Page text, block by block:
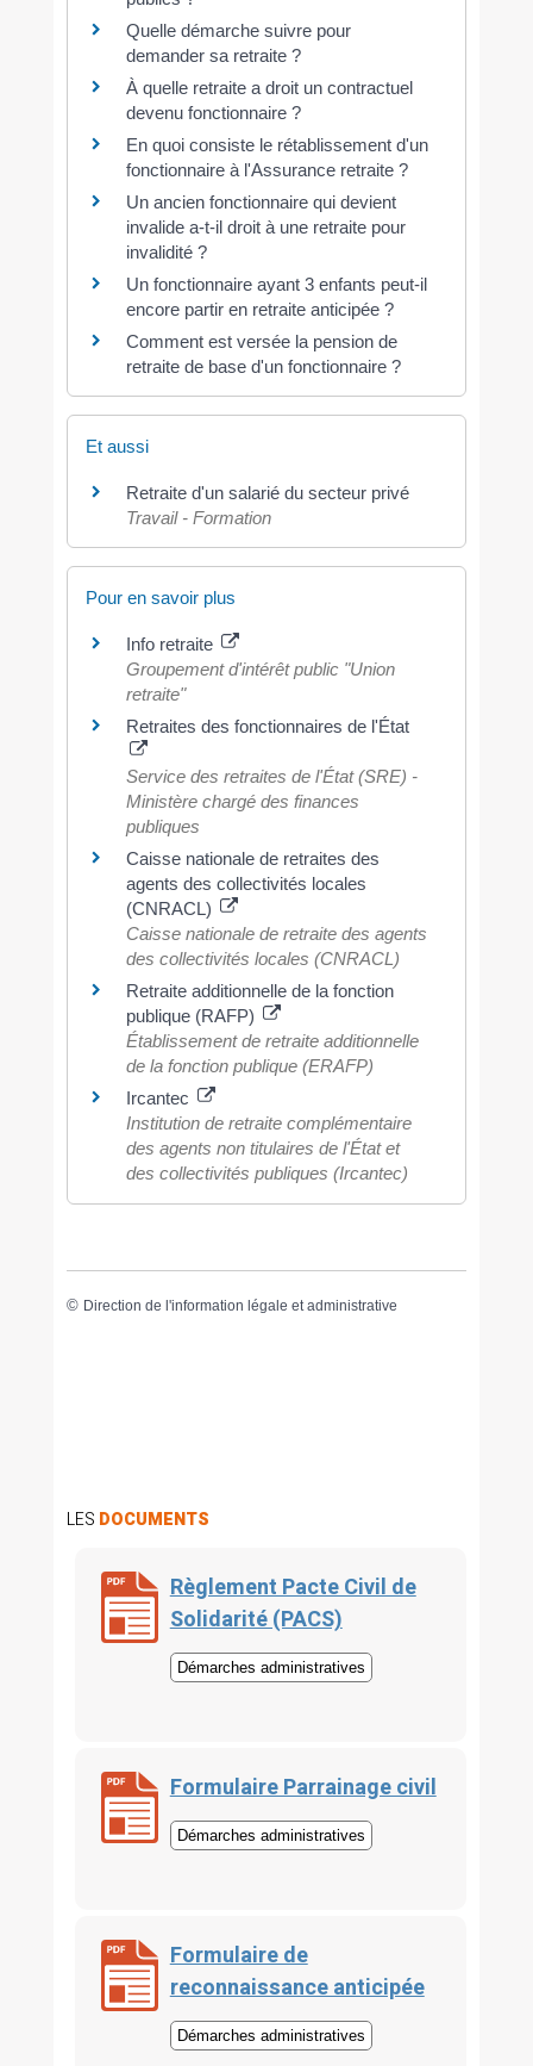
Quelle démarche suivre pour
demander sa retraite ?
À quelle retraite a droit un contractuel
devenu fonctionnaire ?
En quoi consiste le rétablissement d'un
fonctionnaire à l'Assurance retraite ?
Un ancien fonctionnaire qui devient
invalide a-t-il droit à une retraite pour
invalidité ?
Un fonctionnaire ayant 3 enfants peut-il
encore partir en retraite anticipée ?
Comment est versée la pension de
retraite de base d'un fonctionnaire ?
Et aussi
Retraite d'un salarié du secteur privé
Travail - Formation
Pour en savoir plus
Info retraite
Groupement d'intérêt public "Union
retraite"
Retraites des fonctionnaires de l'État
Service des retraites de l'État (SRE) -
Ministère chargé des finances
publiques
Caisse nationale de retraites des
agents des collectivités locales
(CNRACL)
Caisse nationale de retraite des agents
des collectivités locales (CNRACL)
Retraite additionnelle de la fonction
publique (RAFP)
Établissement de retraite additionnelle
de la fonction publique (ERAFP)
Ircantec
Institution de retraite complémentaire
des agents non titulaires de l'État et
des collectivités publiques (Ircantec)
© Direction de l'information légale et administrative
LES DOCUMENTS
Règlement Pacte Civil de
Solidarité (PACS)
Démarches administratives
Formulaire Parrainage civil
Démarches administratives
Formulaire de
reconnaissance anticipée
Démarches administratives